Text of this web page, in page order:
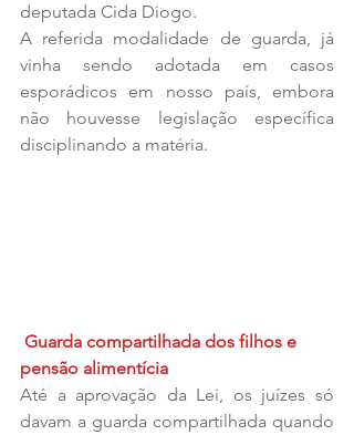
deputada Cida Diogo.
A referida modalidade de guarda, já
vinha sendo adotada em casos
esporádicos em nosso país, embora
não houvesse legislação específica
disciplinando a matéria.
Guarda compartilhada dos filhos e
pensão alimentícia
Até a aprovação da Lei, os juízes só
davam a guarda compartilhada quando